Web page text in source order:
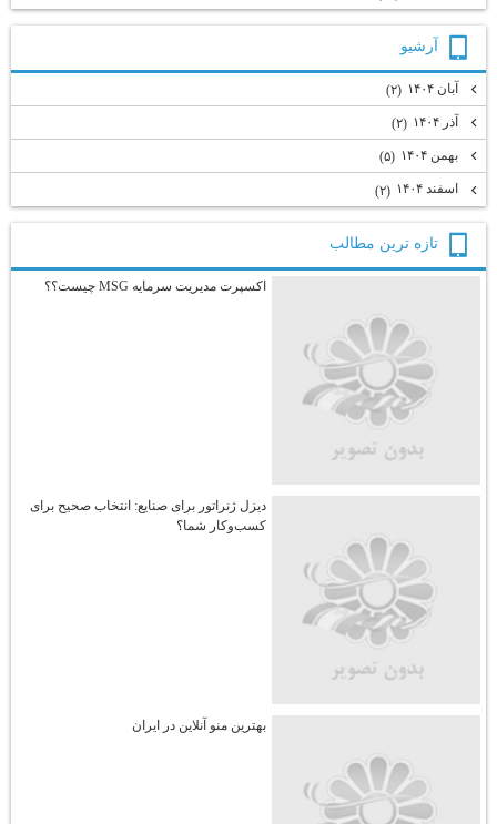
آرشيو
آبان ۱۴۰۴ (۲)
آذر ۱۴۰۴ (۲)
بهمن ۱۴۰۴ (۵)
اسفند ۱۴۰۴ (۲)
تازه ترين مطالب
اکسپرت مدیریت سرمایه MSG چیست؟؟
دیزل ژنراتور برای صنایع: انتخاب صحیح برای
کسب‌وکار شما؟
بهترین منو آنلاین در ایران